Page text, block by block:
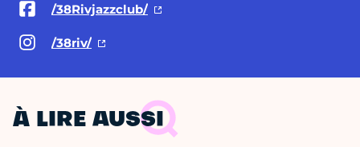
/38Rivjazzclub/
/38riv/
À LIRE AUSSI